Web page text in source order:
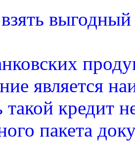
является
кредит
пакета